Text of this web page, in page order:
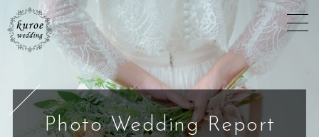
Photo Wedding Report